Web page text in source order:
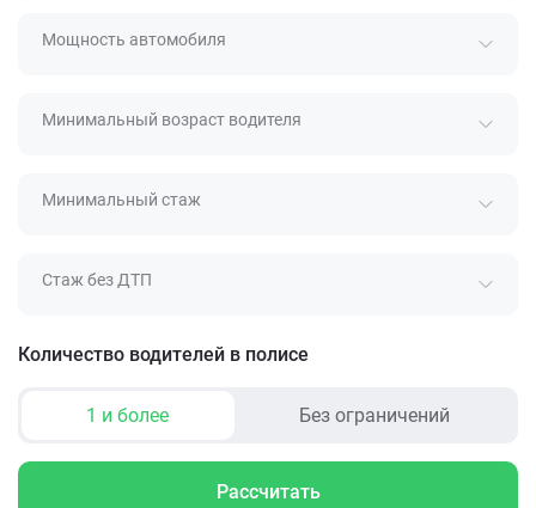
Мощность автомобиля
Минимальный возраст водителя
Минимальный стаж
Стаж без ДТП
Количество водителей в полисе
1 и более Без ограничений
Рассчитать